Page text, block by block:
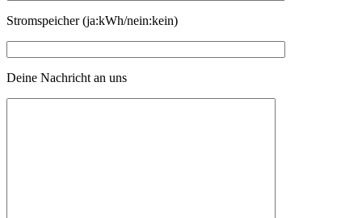
Stromspeicher (ja:kWh/nein:kein)
Deine Nachricht an uns